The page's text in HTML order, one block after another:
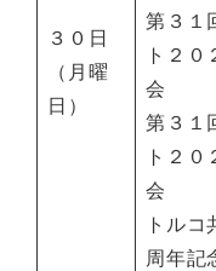
３０日
（月曜
日）
第３１
ト２
会
第３１
ト２
会
トル
周年記